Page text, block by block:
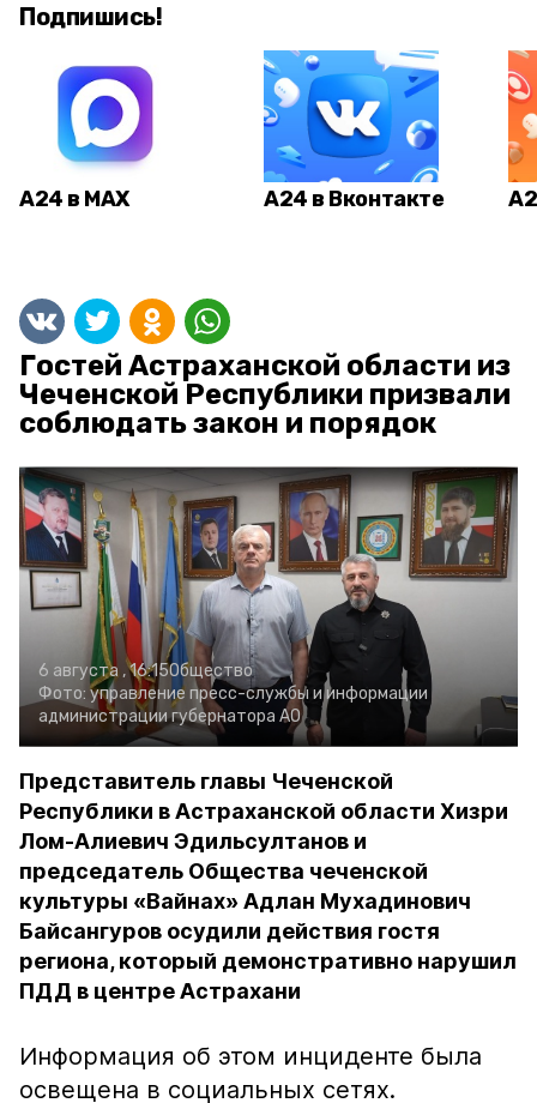
Подпишись!
А24 в MAX А24 в Вконтакте
Гостей Астраханской области из
Чеченской Республики призвали
соблюдать закон и порядок
6 августа , 16:15Общество
Фото: управление пресс-службы и информации
администрации губернатора АО
Представитель главы Чеченской
Республики в Астраханской области Хизри
Лом-Алиевич Эдильсултанов и
председатель Общества чеченской
культуры «Вайнах» Адлан Мухадинович
Байсангуров осудили действия гостя
региона, который демонстративно нарушил
ПДД в центре Астрахани
Информация об этом инциденте была
освещена в социальных сетях.